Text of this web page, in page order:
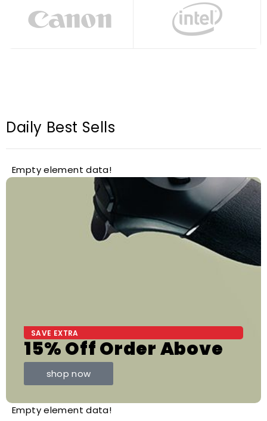
Daily Best Sells
Empty element data!
SAVE EXTRA
15% Off Order Above
shop now
Empty element data!